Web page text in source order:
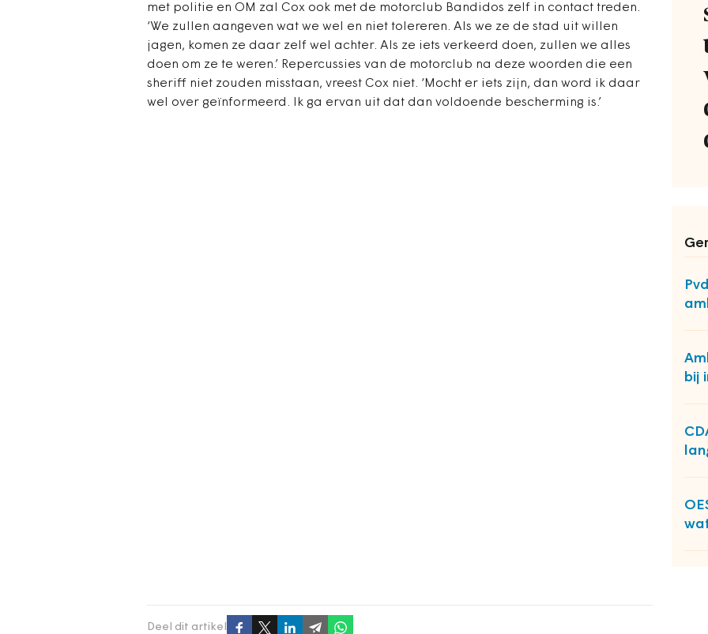
met politie en OM zal Cox ook met de motorclub Bandidos zelf in contact treden.
‘We zullen aangeven wat we wel en niet tolereren. Als we ze de stad uit willen
jagen, komen ze daar zelf wel achter. Als ze iets verkeerd doen, zullen we alles
doen om ze te weren.’ Repercussies van de motorclub na deze woorden die een
sheriff niet zouden misstaan, vreest Cox niet. ‘Mocht er iets zijn, dan word ik daar
wel over geïnformeerd. Ik ga ervan uit dat dan voldoende bescherming is.’
bij
Deel dit artikel